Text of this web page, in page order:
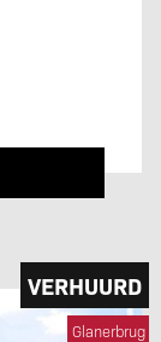
VERHUURD
Glanerbrug